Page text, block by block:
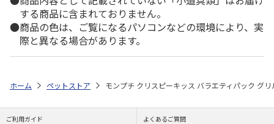
する商品に含まれておりません。
商品の色は、ご覧になるパソコンなどの環境により、実
際と異なる場合があります。
ホーム ペットストア モンプチ クリスピーキッス バラエティパック グ
ご利用ガイド よくあるご質問